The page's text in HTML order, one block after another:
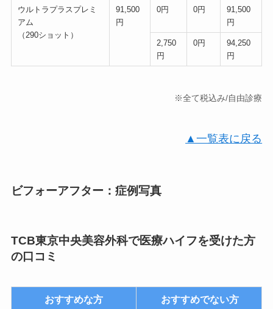
ウルトラプラスプレミ
アム
（290ショット）
91,500
円
0円 0円
91,500
円
2,750
円
0円
94,250
円
※全て税込み/自由診療
▲一覧表に戻る
ビフォーアフター：症例写真
TCB東京中央美容外科で医療ハイフを受けた方
の口コミ
おすすめな方 おすすめでない方